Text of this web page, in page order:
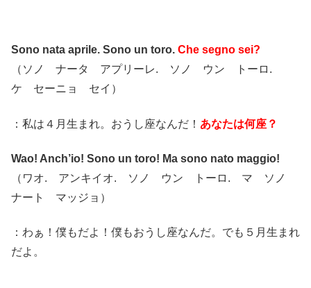
Sono nata aprile. Sono un toro. Che segno sei?
（ソノ ナータ アプリーレ. ソノ ウン トーロ.
ケ セーニョ セイ）
：私は４月生まれ。おうし座なんだ！ あなたは何座？
Wao! Anch’io! Sono un toro! Ma sono nato maggio!
（ワオ. アンキイオ. ソノ ウン トーロ. マ ソノ
ナート マッジョ）
：わぁ！僕もだよ！僕もおうし座なんだ。でも５月生まれ
だよ。